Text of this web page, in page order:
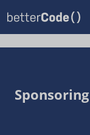
Sponsoring